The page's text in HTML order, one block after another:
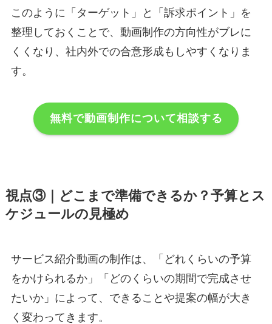
このように「ターゲット」と「訴求ポイント」を
整理しておくことで、動画制作の方向性がブレに
くくなり、社内外での合意形成もしやすくなりま
す。
無料で動画制作について相談する
視点③｜どこまで準備できるか？予算とス
ケジュールの見極め
サービス紹介動画の制作は、「どれくらいの予算
をかけられるか」「どのくらいの期間で完成させ
たいか」によって、できることや提案の幅が大き
く変わってきます。